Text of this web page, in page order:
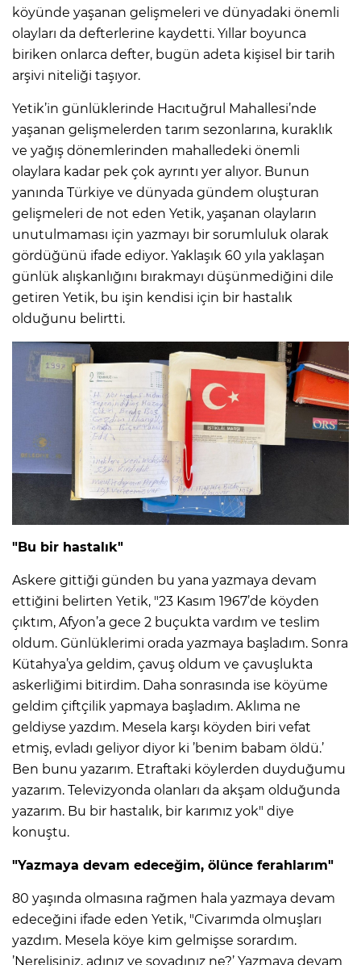
köyünde yaşanan gelişmeleri ve dünyadaki önemli
olayları da defterlerine kaydetti. Yıllar boyunca
biriken onlarca defter, bugün adeta kişisel bir tarih
arşivi niteliği taşıyor.
Yetik’in günlüklerinde Hacıtuğrul Mahallesi’nde
yaşanan gelişmelerden tarım sezonlarına, kuraklık
ve yağış dönemlerinden mahalledeki önemli
olaylara kadar pek çok ayrıntı yer alıyor. Bunun
yanında Türkiye ve dünyada gündem oluşturan
gelişmeleri de not eden Yetik, yaşanan olayların
unutulmaması için yazmayı bir sorumluluk olarak
gördüğünü ifade ediyor. Yaklaşık 60 yıla yaklaşan
günlük alışkanlığını bırakmayı düşünmediğini dile
getiren Yetik, bu işin kendisi için bir hastalık
olduğunu belirtti.
"Bu bir hastalık"
Askere gittiği günden bu yana yazmaya devam
ettiğini belirten Yetik, "23 Kasım 1967’de köyden
çıktım, Afyon’a gece 2 buçukta vardım ve teslim
oldum. Günlüklerimi orada yazmaya başladım. Sonra
Kütahya’ya geldim, çavuş oldum ve çavuşlukta
askerliğimi bitirdim. Daha sonrasında ise köyüme
geldim çiftçilik yapmaya başladım. Aklıma ne
geldiyse yazdım. Mesela karşı köyden biri vefat
etmiş, evladı geliyor diyor ki ’benim babam öldü.’
Ben bunu yazarım. Etraftaki köylerden duyduğumu
yazarım. Televizyonda olanları da akşam olduğunda
yazarım. Bu bir hastalık, bir karımız yok" diye
konuştu.
"Yazmaya devam edeceğim, ölünce ferahlarım"
80 yaşında olmasına rağmen hala yazmaya devam
edeceğini ifade eden Yetik, "Civarımda olmuşları
yazdım. Mesela köye kim gelmişse sorardım.
’Nerelisiniz, adınız ve soyadınız ne?’ Yazmaya devam